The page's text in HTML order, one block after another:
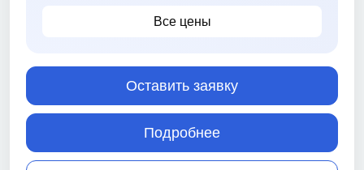
Все цены
Оставить заявку
Подробнее